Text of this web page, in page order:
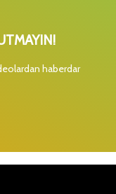
haberdar